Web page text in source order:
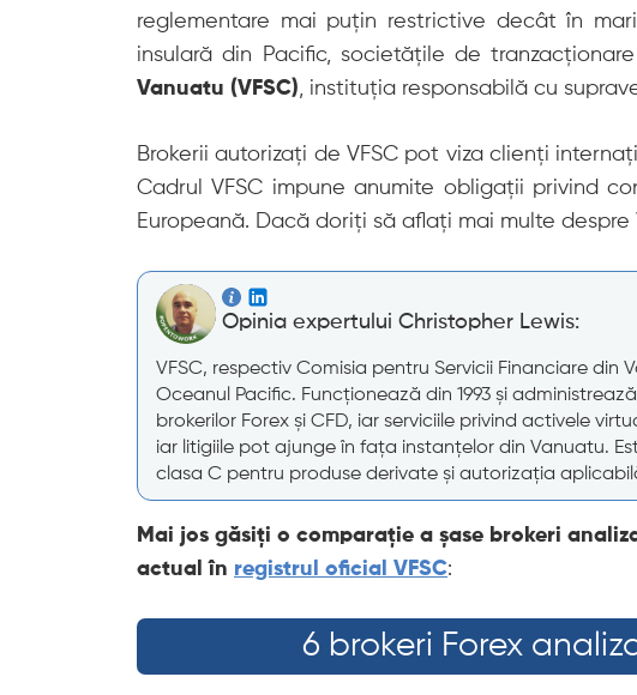
reglementare mai puțin restrictive decât în
insulară din Pacific, societățile de
Vanuatu (VFSC) , instituția responsabilă cu
Brokerii autorizați de VFSC pot viza clienți
Cadrul VFSC impune anumite obligații privind
Europeană. Dacă doriți să aflați mai multe
Opinia expertului Christopher Lewis:
VFSC, respectiv Comisia pentru Servicii Financiare
Oceanul Pacific. Funcționează din 1993 și
brokerilor Forex și CFD, iar serviciile privind activele
iar litigiile pot ajunge în fața instanțelor din Vanuatu.
clasa C pentru produse derivate și autorizația
Mai jos găsiți o comparație a șase brokeri
actual în registrul oficial VFSC:
6 brokeri Forex